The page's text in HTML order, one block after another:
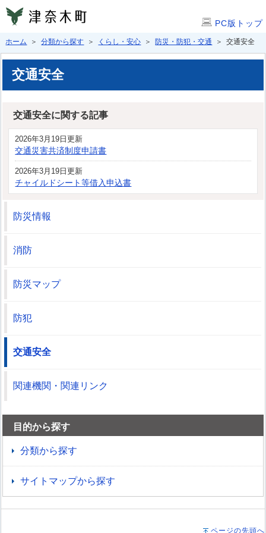
PC版トップ
ホーム ＞分類から探す ＞ くらし・安心 ＞ 防災・防犯・交通 ＞ 交通安全
交通安全
交通安全に関する記事
2026年3月19日更新
交通災害共済制度申請書
2026年3月19日更新
チャイルドシート等借入申込書
防災情報
消防
防災マップ
防犯
交通安全
関連機関・関連リンク
目的から探す
分類から探す
サイトマップから探す
ページの先頭へ